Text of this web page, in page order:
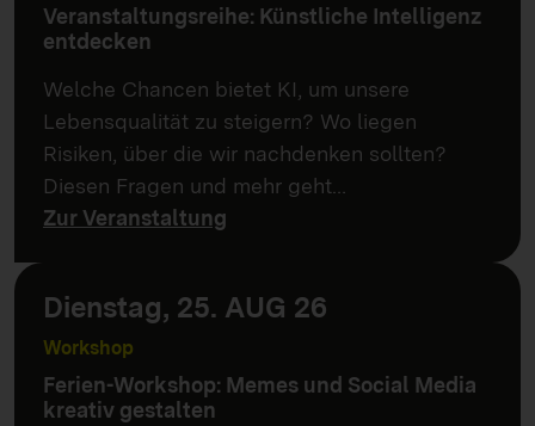
Veranstaltungsreihe: Künstliche Intelligenz
entdecken
Welche Chancen bietet KI, um unsere
Lebensqualität zu steigern? Wo liegen
Risiken, über die wir nachdenken sollten?
Diesen Fragen und mehr geht…
Zur Veranstaltung
Dienstag, 25. AUG 26
Workshop
Ferien-Workshop: Memes und Social Media
kreativ gestalten